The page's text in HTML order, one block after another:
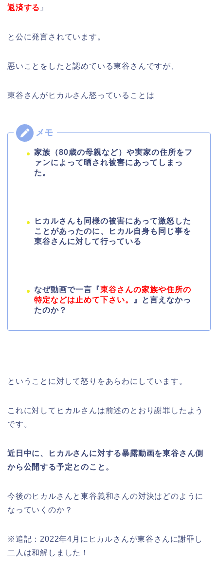
返済する 』
と公に発言されています。
悪いことをしたと認めている東谷さんですが、
東谷さんがヒカルさん怒っていることは
家族（80歳の母親など）や実家の住所をフ
ァンによって晒され被害にあってしまっ
た。
ヒカルさんも同様の被害にあって激怒した
ことがあったのに、ヒカル自身も同じ事を
東谷さんに対して行っている
なぜ動画で一言『東谷さんの家族や住所の
特定などは止めて下さい。 』と言えなかっ
たのか？
ということに対して怒りをあらわにしています。
これに対してヒカルさんは前述のとおり謝罪したよう
です。
近日中に、ヒカルさんに対する暴露動画を東谷さん側
から公開する予定とのこと。
今後のヒカルさんと東谷義和さんの対決はどのように
なっていくのか？
※追記：2022年4月にヒカルさんが東谷さんに謝罪し
二人は和解しました！